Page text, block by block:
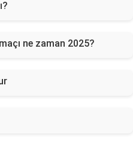
ne zaman 2025?